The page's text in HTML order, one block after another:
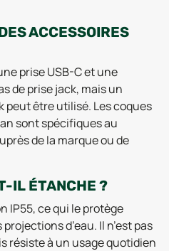
ACCESSOIRES
prise USB-C et une
de prise jack, mais un
peut être utilisé. Les coques
sont spécifiques au
de la marque ou de
IL ÉTANCHE ?
IP55, ce qui le protège
d’eau. Il n’est pas
résiste à un usage quotidien